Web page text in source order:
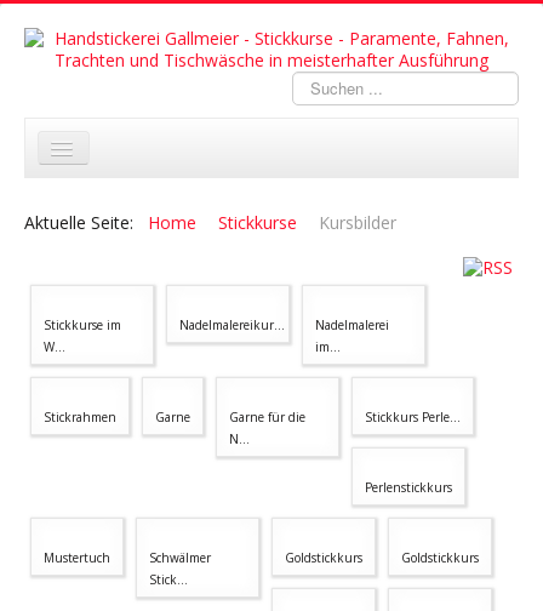
Suchen
...
Stickkurse
Abverkauf
Über uns
Referenzen/Presse
Aktuelle Seite: Home Stickkurse Kursbilder
Stickkurse im
W...
Nadelmalereikur...
Nadelmalerei
im...
Stickrahmen Garne
Garne für die
N...
Stickkurs Perle...
Perlenstickkurs
Mustertuch
Schwälmer
Stick...
Goldstickkurs Goldstickkurs